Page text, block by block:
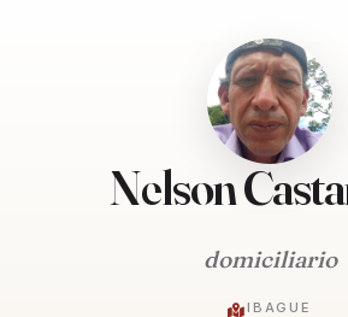
Nelson
domiciliario
IBAGUE